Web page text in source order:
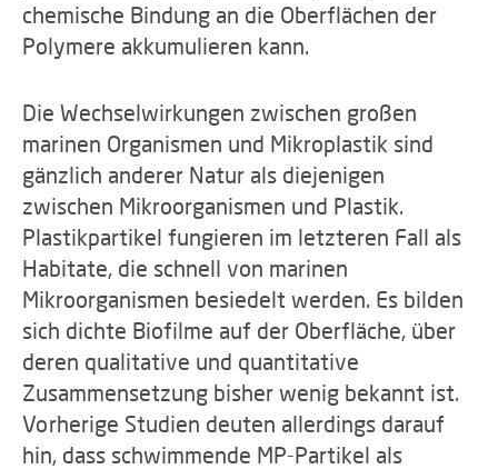
chemische Bindung an die Oberflächen der
Polymere akkumulieren kann.
Die Wechselwirkungen zwischen großen
marinen Organismen und Mikroplastik sind
gänzlich anderer Natur als diejenigen
zwischen Mikroorganismen und Plastik.
Plastikpartikel fungieren im letzteren Fall als
Habitate, die schnell von marinen
Mikroorganismen besiedelt werden. Es bilden
sich dichte Biofilme auf der Oberfläche, über
deren qualitative und quantitative
Zusammensetzung bisher wenig bekannt ist.
Vorherige Studien deuten allerdings darauf
hin, dass schwimmende MP-Partikel als